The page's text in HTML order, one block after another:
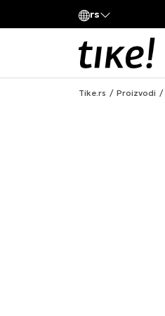
rs
Tike.rs Proizvodi